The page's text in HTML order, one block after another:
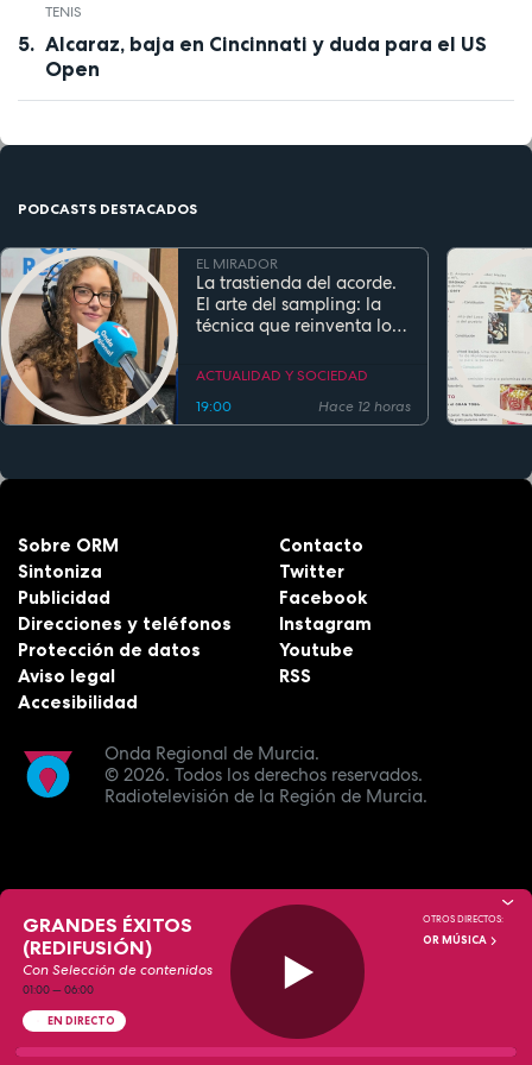
TENIS
Alcaraz, baja en Cincinnati y duda para el US
Open
PODCASTS DESTACADOS
EL MIRADOR
La trastienda del acorde.
El arte del sampling: la
técnica que reinventa los
actual
ACTUALIDAD Y SOCIEDAD
19:00
Hace 12 horas
Onda Regional de Murcia.
© 2026. Todos los derechos reservados.
Radiotelevisión de la Región de Murcia.
Sobre ORM
Sintoniza
Publicidad
Direcciones y teléfonos
Protección de datos
Aviso legal
Accesibilidad
Contacto
Twitter
Facebook
Instagram
Youtube
RSS
GRANDES ÉXITOS
(REDIFUSIÓN)
Con Selección de contenidos
01:00—06:00
EN DIRECTO
OTROS DIRECTOS:
OR MÚSICA